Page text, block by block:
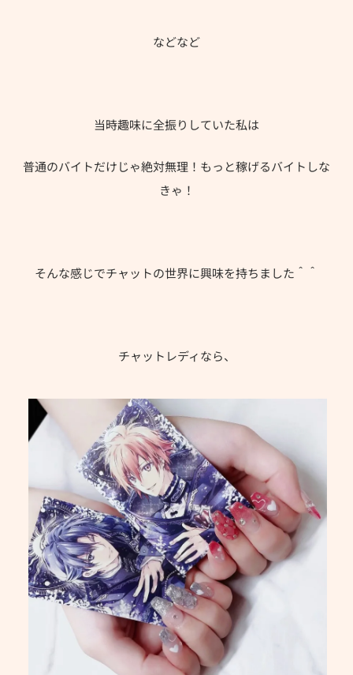
などなど
当時趣味に全振りしていた私は
普通のバイトだけじゃ絶対無理！もっと稼げるバイトしな
きゃ！
そんな感じでチャットの世界に興味を持ちました＾＾
チャットレディなら、